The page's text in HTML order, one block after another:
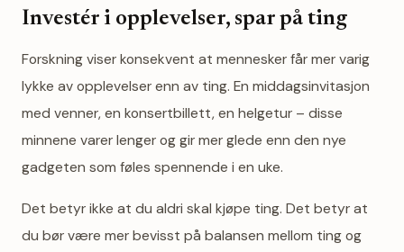
Investér i opplevelser, spar på ting
Forskning viser konsekvent at mennesker får mer varig
lykke av opplevelser enn av ting. En middagsinvitasjon
med venner, en konsertbillett, en helgetur – disse
minnene varer lenger og gir mer glede enn den nye
gadgeten som føles spennende i en uke.
Det betyr ikke at du aldri skal kjøpe ting. Det betyr at
du bør være mer bevisst på balansen mellom ting og